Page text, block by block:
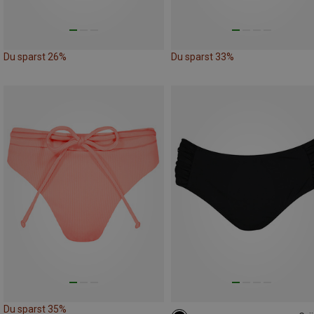
Du sparst 26% Du sparst 33%
Du sparst 35%